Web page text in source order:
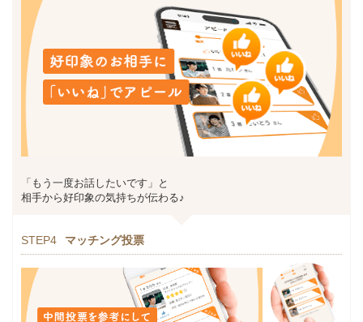
「もう一度お話したいです」と
相手から好印象の気持ちが伝わる♪
STEP4 マッチング投票